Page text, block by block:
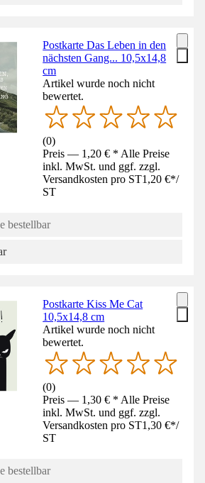
Postkarte Das Leben in den
nächsten Gang... 10,5x14,8
cm
Artikel wurde noch nicht
bewertet.
(0)
Preis — 1,20 € * Alle Preise
inkl. MwSt. und ggf. zzgl.
Versandkosten pro ST1,20 €*/
ST
bestellbar
Postkarte Kiss Me Cat
10,5x14,8 cm
Artikel wurde noch nicht
bewertet.
(0)
Preis — 1,30 € * Alle Preise
inkl. MwSt. und ggf. zzgl.
Versandkosten pro ST1,30 €*/
ST
bestellbar